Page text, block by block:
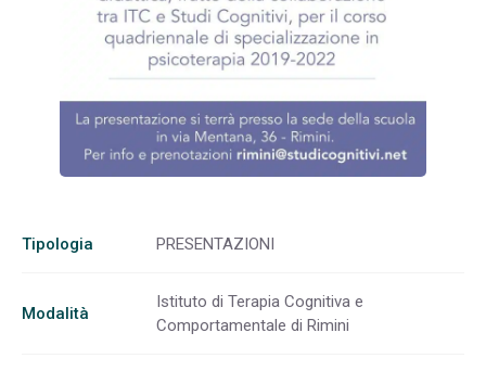
Tipologia PRESENTAZIONI
Modalità
Istituto di Terapia Cognitiva e
Comportamentale di Rimini